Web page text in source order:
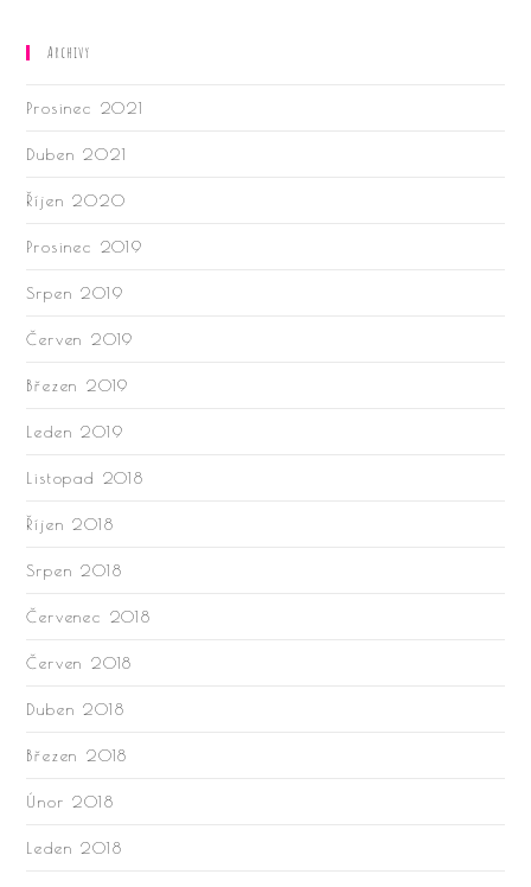
Archivy
Prosinec 2021
Duben 2021
Říjen 2020
Prosinec 2019
Srpen 2019
Červen 2019
Březen 2019
Leden 2019
Listopad 2018
Říjen 2018
Srpen 2018
Červenec 2018
Červen 2018
Duben 2018
Březen 2018
Únor 2018
Leden 2018